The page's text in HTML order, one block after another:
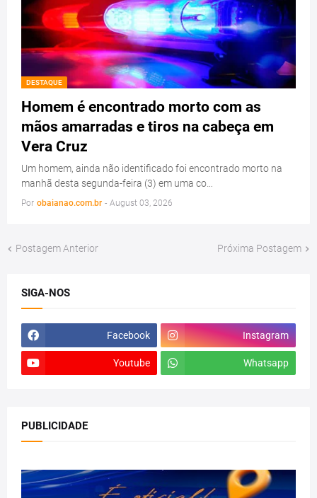
DESTAQUE
Homem é encontrado morto com as
mãos amarradas e tiros na cabeça em
Vera Cruz
Um homem, ainda não identificado foi encontrado morto na
manhã desta segunda-feira (3) em uma co…
Por obaianao.com.br - August 03, 2026
Postagem Anterior Próxima Postagem
SIGA-NOS
Facebook Instagram
Youtube Whatsapp
PUBLICIDADE